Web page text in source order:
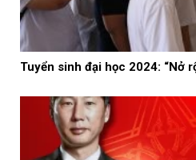
Tuyển sinh đại học 2024: “Nở